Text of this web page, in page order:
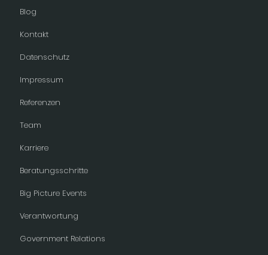
Referenzen
Team
Karriere
Beratungsschritte
Big Picture Events
Verantwortung
Blog
Kontakt
Datenschutz
Impressum
Government Relations